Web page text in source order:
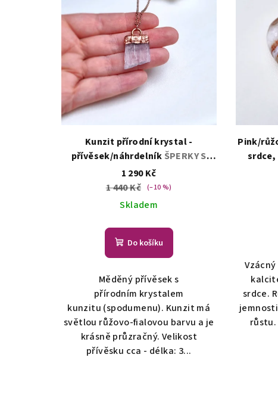
Kunzit přírodní krystal -
přívěsek/náhrdelník ŠPERKY S
PŘÍRODNÍMI KRYSTALY
1 290 Kč
1 440 Kč (–10 %)
Skladem
Do košíku
Měděný přívěsek s
přírodním krystalem
kunzitu (spodumenu). Kunzit má
světlou růžovo-fialovou barvu a je
krásně průzračný. Velikost
přívěsku cca - délka: 3...
Pink/
srdce,
srdce.
růstu.